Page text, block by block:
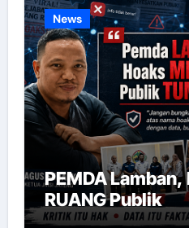
News
PEMDA Lamban,
RUANG Publik